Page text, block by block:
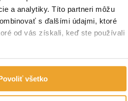
a analytiky. Títo partneri môžu
s ďalšími údajmi, ktoré
od vás získali, keď ste používali
všetko
možno pokryť väčšiu plochu
plynu. Navyše sú tieto pásy
o asfaltových pásoch, prečítaj si
strechy modifikovanými